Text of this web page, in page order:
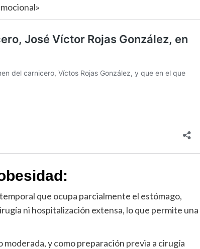
que ocupa parcialmente el estómago,
ni hospitalización extensa, lo que permite una
y como preparación previa a cirugía